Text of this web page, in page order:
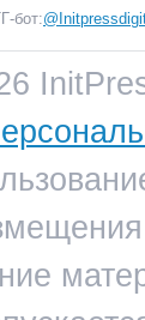
бот: